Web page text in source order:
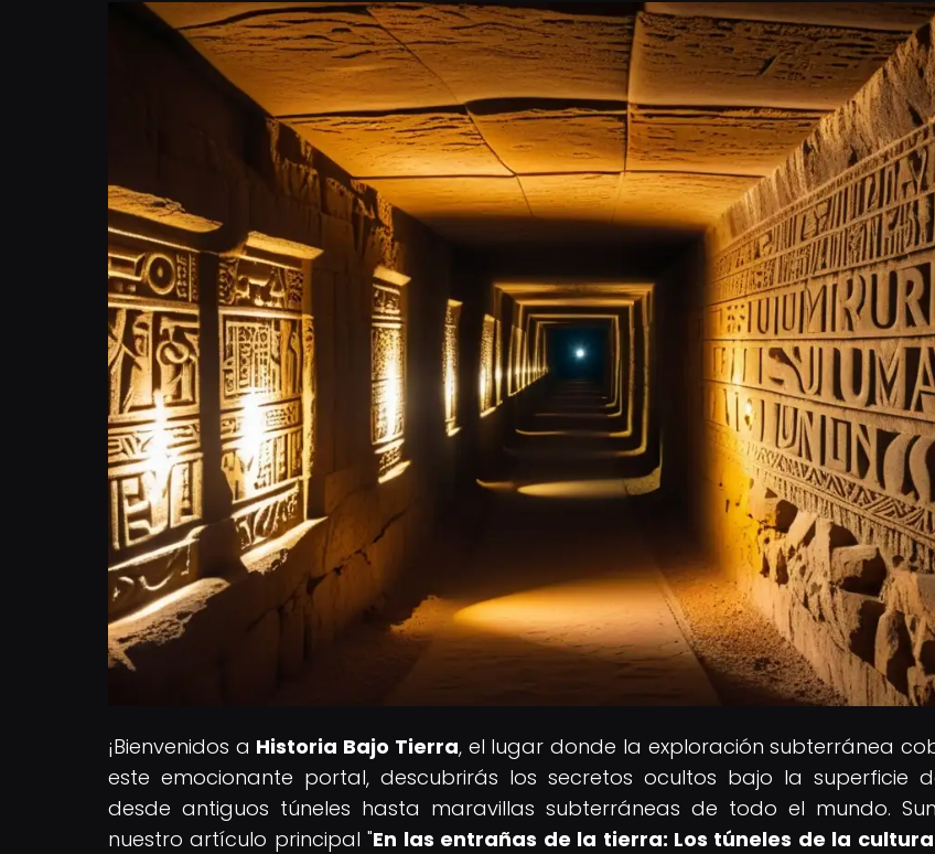
¡Bienvenidos a Historia Bajo Tierra, el lugar donde la exploración subterránea
este emocionante portal, descubrirás los secretos ocultos bajo la superficie
desde antiguos túneles hasta maravillas subterráneas de todo el mundo.
nuestro artículo principal "En las entrañas de la tierra: Los túneles de la